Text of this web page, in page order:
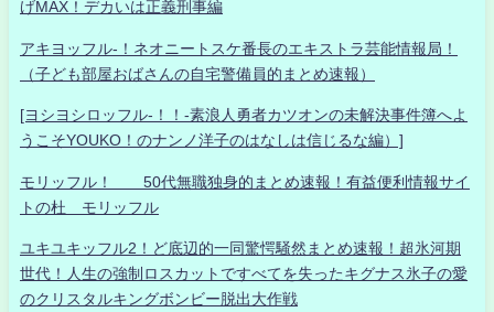
げMAX！デカいは正義刑事編
アキヨッフル-！ネオニートスケ番長のエキストラ芸能情報局！
（子ども部屋おばさんの自宅警備員的まとめ速報）
[ヨシヨシロッフル-！！-素浪人勇者カツオンの未解決事件簿へよ
うこそYOUKO！のナンノ洋子のはなしは信じるな編）]
モリッフル！ 50代無職独身的まとめ速報！有益便利情報サイ
トの杜 モリッフル
ユキユキッフル2！ど底辺的一同驚愕騒然まとめ速報！超氷河期
世代！人生の強制ロスカットですべてを失ったキグナス氷子の愛
のクリスタルキングボンビー脱出大作戦